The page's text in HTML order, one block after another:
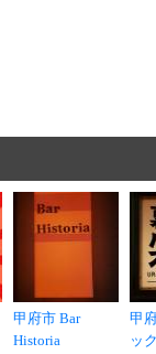
甲府市 Bar
Historia
甲
ッ